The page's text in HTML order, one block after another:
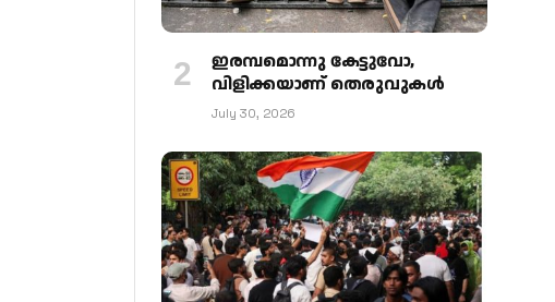
ഇരമ്പമൊന്നു കേട്ടുവോ,
വിളിക്കയാണ് തെരുവുകള്‍
July 30, 2026